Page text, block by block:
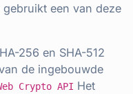
een van deze
256 en SHA-512
de ingebouwde
Crypto API Het